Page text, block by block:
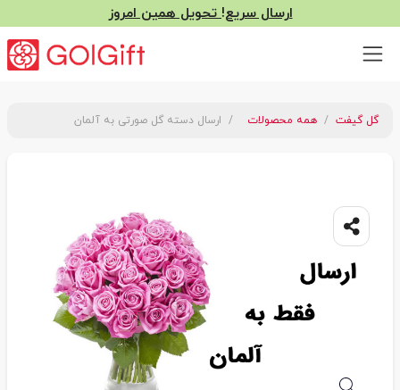
ارسال سریع! تحویل همین امروز
گل گیفت همه محصولات ارسال دسته گل صورتی به آلمان